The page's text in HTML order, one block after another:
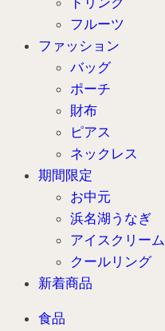
フルーツ
ファッション
バッグ
ポーチ
財布
ピアス
ネックレス
期間限定
お中元
浜名湖うなぎ
アイスクリーム
クールリング
新着商品
食品